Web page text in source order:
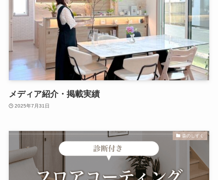
メディア紹介・掲載実績
2025年7月31日
森のしずく